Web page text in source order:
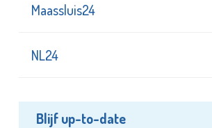
Maassluis24
NL24
Blijf up-to-date